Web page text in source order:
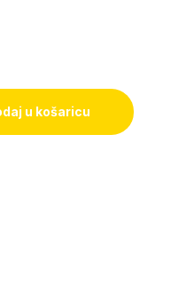
u košaricu